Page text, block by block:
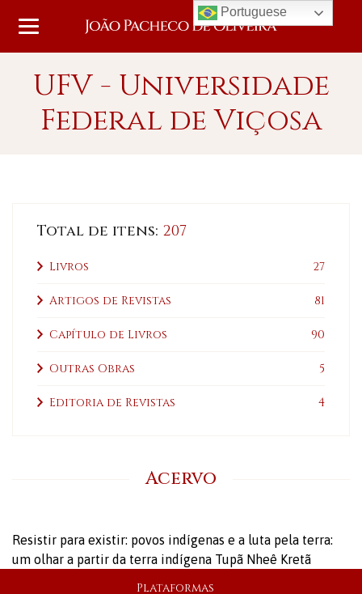
UFV - Universidade
Federal de Viçosa
Total de itens: 207
Livros 27
Artigos de Revistas 81
Capítulo de Livros 90
Outras Obras 5
Editoria de Revistas 4
Acervo
Resistir para existir: povos indígenas e a luta pela terra:
um olhar a partir da terra indígena Tupã Nheê Kretã
Plataformas
Portuguese